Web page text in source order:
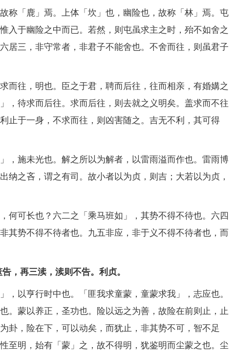
「鹿」焉。上体「坎」也，幽险也，故称「林」焉。屯
入于幽险之中而已。若然，则屯虽求主之时，殆不如舍之
居三，非守常者，非君子不能舍也。不舍而往，则虽君子
往，明也。臣之于君，聘而后往，往而相亲，有婚媾之
，待求而后往。求而后往，则去就之义明矣。盖求而不往
止于一身，不求而往，则凶害随之。吉无不利，其可得
施未光也。解之所以为解者，以雷雨溢而作也。雷雨博
之吝，谓之有司。故小者以为贞，则吉；大若以为贞，
可长也？六二之「乘马班如」，其势不得不待也。六四
其势不得不待者也。九五非应，非于义不得不待者也，而
再三渎，渎则不告。利贞。
以亨行时中也。「匪我求童蒙，童蒙求我」，志应也。
。蒙以养正，圣功也。险以远之为善，故险在前则止，止
卦，险在下，可以动矣，而犹止，非其势不可，智不足
至明，始有「蒙」之，故不得明，犹鉴明而尘蒙之也。尘